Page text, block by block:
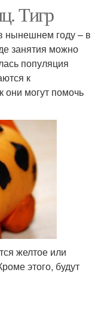
Тигр
нынешнем году – в
занятия можно
популяция
к
они могут помочь
желтое или
этого, будут